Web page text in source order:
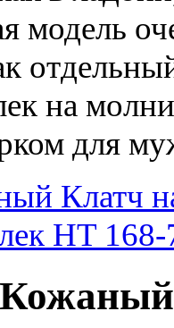
модель
на
для
Клатч
HT 168-